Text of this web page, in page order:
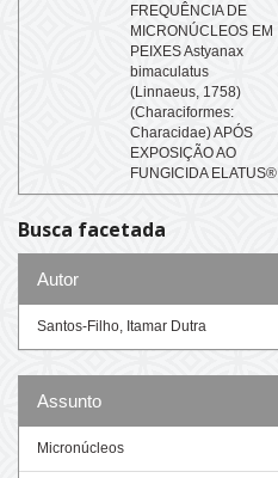
FREQUÊNCIA DE
MICRONÚCLEOS EM
PEIXES Astyanax
bimaculatus
(Linnaeus, 1758)
(Characiformes:
Characidae) APÓS
EXPOSIÇÃO AO
FUNGICIDA ELATUS®
Busca facetada
Autor
Santos-Filho, Itamar Dutra
Assunto
Micronúcleos